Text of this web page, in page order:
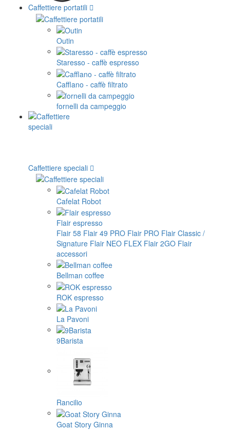
Caffettiere portatili
Outin
Staresso - caffè espresso
Cafflano - caffè filtrato
fornelli da campeggio
Caffettiere speciali
Cafelat Robot
Flair espresso
Flair 58 Flair 49 PRO Flair PRO Flair Classic /
Signature Flair NEO FLEX Flair 2GO Flair
accessori
Bellman coffee
ROK espresso
La Pavoni
9Barista
Rancilio
Goat Story Ginna